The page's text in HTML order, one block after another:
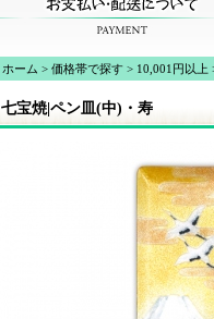
ホーム > 価格帯で探す > 10,001円以上
七宝焼|ペン皿(中)・寿